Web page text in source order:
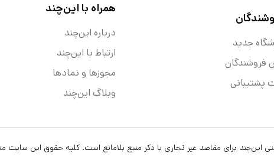
جدید
فروشندگان
پشتیبانی
همراه با این‌چند
درباره این‌چند
ارتباط با این‌چند
مجوزها و نماد‌ها
وبلاگ این‌چند
این‌چند برای مقاصد غیر تجاری با ذکر منبع بلامانع است. کلیه حقوق این سایت